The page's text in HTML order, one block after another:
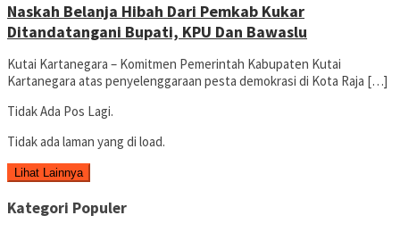
Naskah Belanja Hibah Dari Pemkab Kukar
Ditandatangani Bupati, KPU Dan Bawaslu
Kutai Kartanegara – Komitmen Pemerintah Kabupaten Kutai
Kartanegara atas penyelenggaraan pesta demokrasi di Kota Raja […]
Tidak Ada Pos Lagi.
Tidak ada laman yang di load.
Lihat Lainnya
Kategori Populer